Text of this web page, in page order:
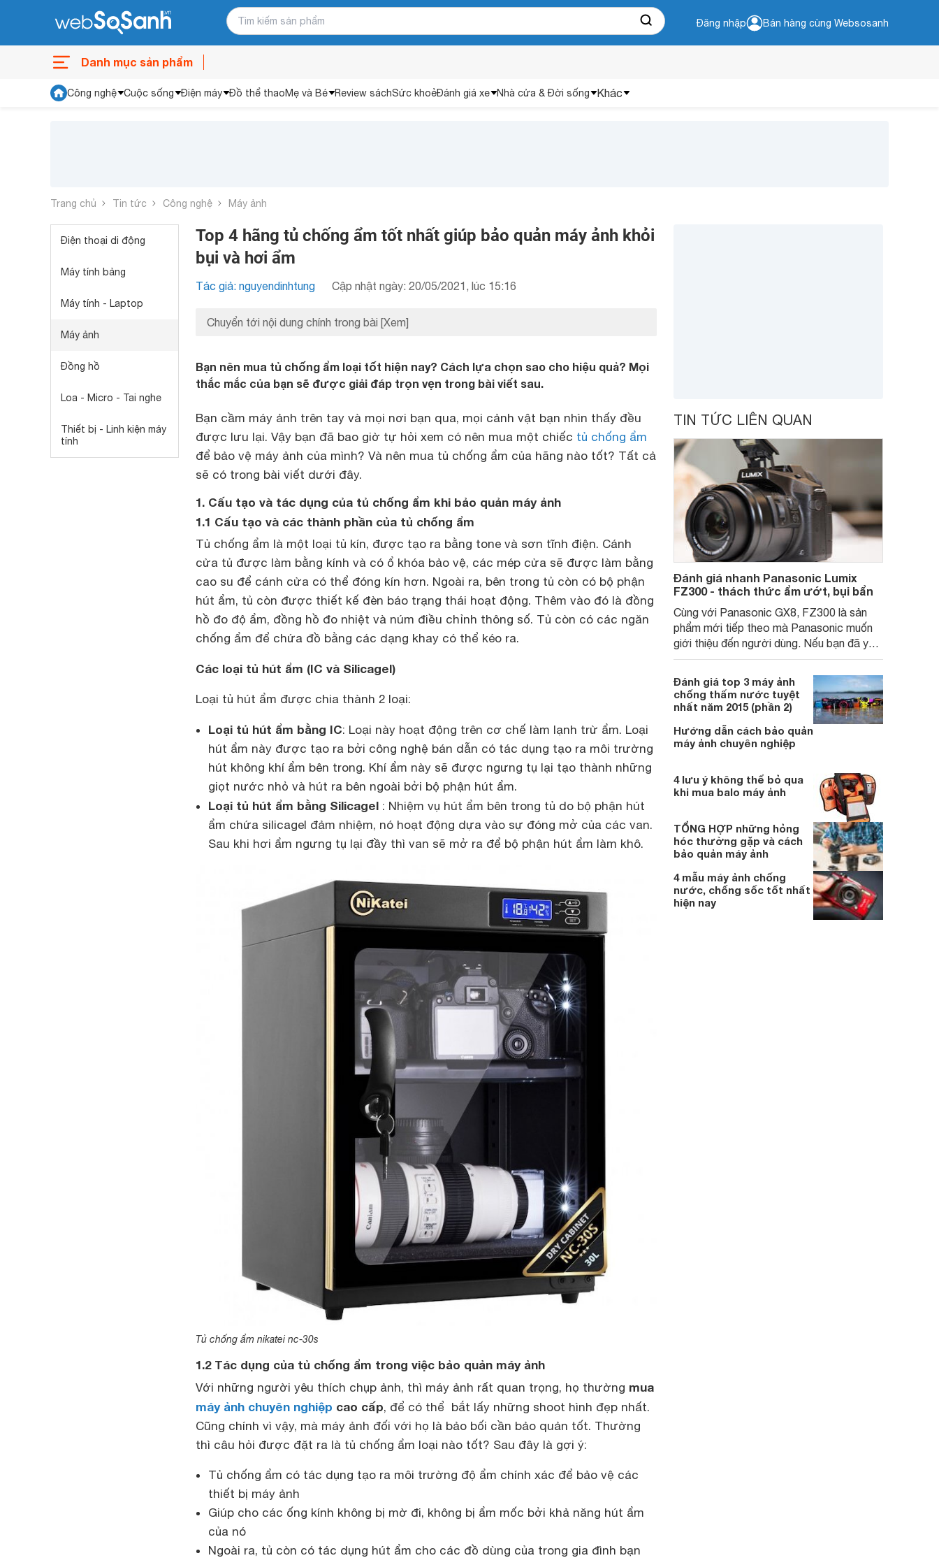
Đăng nhập Bán hàng cùng Websosanh
Danh mục sản phẩm
Công nghệ Cuộc sống Điện máy Đồ thể thaoMẹ và Bé Review sáchSức khoẻĐánh giá xe Nhà cửa & Đời sống Khác
Trang chủ Tin tức Công nghệ Máy ảnh
Điện thoại di động
Máy tính bảng
Máy tính - Laptop
Máy ảnh
Đồng hồ
Loa - Micro - Tai nghe
Thiết bị - Linh kiện máy
tính
Top 4 hãng tủ chống ẩm tốt nhất giúp bảo quản máy ảnh khỏi
bụi và hơi ẩm
Tác giả: nguyendinhtung Cập nhật ngày: 20/05/2021, lúc 15:16
Chuyển tới nội dung chính trong bài [Xem]
Bạn nên mua tủ chống ẩm loại tốt hiện nay? Cách lựa chọn sao cho hiệu quả? Mọi
thắc mắc của bạn sẽ được giải đáp trọn vẹn trong bài viết sau.
Bạn cầm máy ảnh trên tay và mọi nơi bạn qua, mọi cảnh vật bạn nhìn thấy đều
được lưu lại. Vậy bạn đã bao giờ tự hỏi xem có nên mua một chiếc tủ chống ẩm
để bảo vệ máy ảnh của mình? Và nên mua tủ chống ẩm của hãng nào tốt? Tất cả
sẽ có trong bài viết dưới đây.
1. Cấu tạo và tác dụng của tủ chống ẩm khi bảo quản máy ảnh
1.1 Cấu tạo và các thành phần của tủ chống ẩm
Tủ chống ẩm là một loại tủ kín, được tạo ra bằng tone và sơn tĩnh điện. Cánh
cửa tủ được làm bằng kính và có ổ khóa bảo vệ, các mép cửa sẽ được làm bằng
cao su để cánh cửa có thể đóng kín hơn. Ngoài ra, bên trong tủ còn có bộ phận
hút ẩm, tủ còn được thiết kế đèn báo trạng thái hoạt động. Thêm vào đó là đồng
hồ đo độ ẩm, đồng hồ đo nhiệt và núm điều chỉnh thông số. Tủ còn có các ngăn
chống ẩm để chứa đồ bằng các dạng khay có thể kéo ra.
Các loại tủ hút ẩm (IC và Silicagel)
Loại tủ hút ẩm được chia thành 2 loại:
Loại tủ hút ẩm bằng IC: Loại này hoạt động trên cơ chế làm lạnh trừ ẩm. Loại
hút ẩm này được tạo ra bởi công nghệ bán dẫn có tác dụng tạo ra môi trường
hút không khí ẩm bên trong. Khí ẩm này sẽ được ngưng tụ lại tạo thành những
giọt nước nhỏ và hút ra bên ngoài bởi bộ phận hút ẩm.
Loại tủ hút ẩm bằng Silicagel : Nhiệm vụ hút ẩm bên trong tủ do bộ phận hút
ẩm chứa silicagel đảm nhiệm, nó hoạt động dựa vào sự đóng mở của các van.
Sau khi hơi ẩm ngưng tụ lại đầy thì van sẽ mở ra để bộ phận hút ẩm làm khô.
Tủ chống ẩm nikatei nc-30s
1.2 Tác dụng của tủ chống ẩm trong việc bảo quản máy ảnh
Với những người yêu thích chụp ảnh, thì máy ảnh rất quan trọng, họ thường mua
máy ảnh chuyên nghiệp cao cấp, để có thể bắt lấy những shoot hình đẹp nhất.
Cũng chính vì vậy, mà máy ảnh đối với họ là bảo bối cần bảo quản tốt. Thường
thì câu hỏi được đặt ra là tủ chống ẩm loại nào tốt? Sau đây là gợi ý:
Tủ chống ẩm có tác dụng tạo ra môi trường độ ẩm chính xác để bảo vệ các
thiết bị máy ảnh
Giúp cho các ống kính không bị mờ đi, không bị ẩm mốc bởi khả năng hút ẩm
của nó
Ngoài ra, tủ còn có tác dụng hút ẩm cho các đồ dùng của trong gia đình bạn
TIN TỨC LIÊN QUAN
Đánh giá nhanh Panasonic Lumix
FZ300 - thách thức ẩm ướt, bụi bẩn
Cùng với Panasonic GX8, FZ300 là sản
phẩm mới tiếp theo mà Panasonic muốn
giới thiệu đến người dùng. Nếu bạn đã yêu
thích chiếc FZ200 thì chiếc FZ300 này
nhất định sẽ không làm bạn thất vọng.
Đánh giá top 3 máy ảnh
chống thấm nước tuyệt
nhất năm 2015 (phần 2)
Hướng dẫn cách bảo quản
máy ảnh chuyên nghiệp
4 lưu ý không thể bỏ qua
khi mua balo máy ảnh
TỔNG HỢP những hỏng
hóc thường gặp và cách
bảo quản máy ảnh
4 mẫu máy ảnh chống
nước, chống sốc tốt nhất
hiện nay